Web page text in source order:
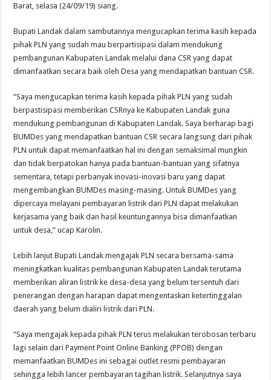
Barat, selasa (24/09/19) siang.
Bupati Landak dalam sambutannya mengucapkan terima kasih kepada
pihak PLN yang sudah mau berpartisipasi dalam mendukung
pembangunan Kabupaten Landak melalui dana CSR yang dapat
dimanfaatkan secara baik oleh Desa yang mendapatkan bantuan CSR.
“Saya mengucapkan terima kasih kepada pihak PLN yang sudah
berpastisipasi memberikan CSRnya ke Kabupaten Landak guna
mendukung pembangunan di Kabupaten Landak. Saya berharap bagi
BUMDes yang mendapatkan bantuan CSR secara langsung dari pihak
PLN untuk dapat memanfaatkan hal ini dengan semaksimal mungkin
dan tidak berpatokan hanya pada bantuan-bantuan yang sifatnya
sementara, tetapi perbanyak inovasi-inovasi baru yang dapat
mengembangkan BUMDes masing-masing. Untuk BUMDes yang
dipercaya melayani pembayaran listrik dari PLN dapat melakukan
kerjasama yang baik dan hasil keuntungannya bisa dimanfaatkan
untuk desa,” ucap Karolin.
Lebih lanjut Bupati Landak mengajak PLN secara bersama-sama
meningkatkan kualitas pembangunan Kabupaten Landak terutama
memberikan aliran listrik ke desa-desa yang belum tersentuh dari
penerangan dengan harapan dapat mengentaskan ketertinggalan
daerah yang belum dialiri listrik dari PLN.
“Saya mengajak kepada pihak PLN terus melakukan terobosan terbaru
lagi selain dari Payment Point Online Banking (PPOB) dengan
memanfaatkan BUMDes ini sebagai outlet resmi pembayaran
sehingga lebih lancer pembayaran tagihan listrik. Selanjutnya saya